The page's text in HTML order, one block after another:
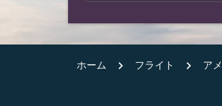
ホーム フライト ア